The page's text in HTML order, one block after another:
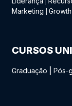
Marketing
CURSOS
Graduação Pós-